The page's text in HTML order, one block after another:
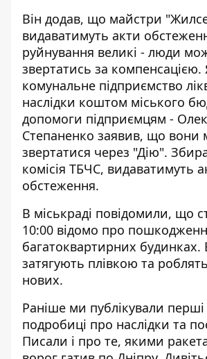
Він додав, що майстри
видаватимуть акти
руйнування великі - люди
звертатись за компенсацією.
комунальне підприємство
наслідки коштом міського
допомоги підприємцям -
Степаненко заявив, що вони
звертатися через "Дію".
комісія ТБЧС, видаватимуть
обстеження.
В міськраді повідомили, що
10:00 відомо про
багатоквартирних будинках.
затягують плівкою та
нових.
Раніше ми публікували перші
подробиці про наслідки та
Писали і про те, якими